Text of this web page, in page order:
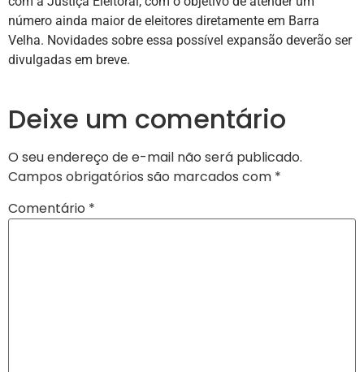
número ainda maior de eleitores diretamente em Barra
Velha. Novidades sobre essa possível expansão deverão ser
divulgadas em breve.
Deixe um comentário
O seu endereço de e-mail não será publicado.
Campos obrigatórios são marcados com *
Comentário *